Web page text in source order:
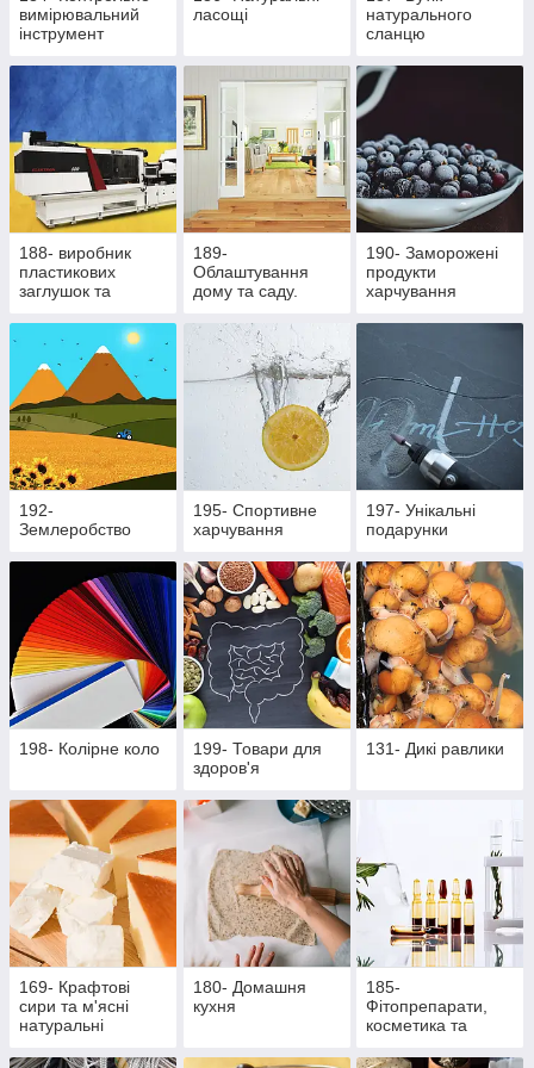
вимірювальний
інструмент
ласощі
натурального
сланцю
188- виробник
пластикових
заглушок та
фурнітури
189-
Облаштування
дому та саду.
харчування
190- Заморожені
продукти
харчування
192-
Землеробство
195- Cпортивне
харчування
197- Унікальні
подарунки
198- Колірне коло
199- Товари для
здоров'я
131- Дикі равлики
169- Крафтові
сири та м'ясні
натуральні
180- Домашня
кухня
185-
Фітопрепарати,
косметика та